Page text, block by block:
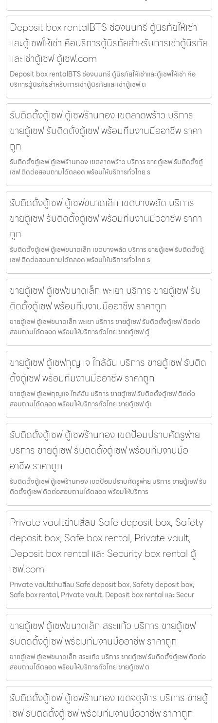
Deposit box rentalBTS ช่องนนทรี ตู้นิรภัยให้เช่า
และตู้เซฟให้เช่า คือบริการตู้นิรภัยสำหรับการเช่าตู้นิรภัย
และเช่าตู้เซฟ ตู้เซฟ.com
Deposit box rentalBTS ช่องนนทรี ตู้นิรภัยให้เช่าและตู้เซฟให้เช่า คือ
บริการตู้นิรภัยสำหรับการเช่าตู้นิรภัยและเช่าตู้เซฟ ต
รับติดตั้งตู้เซฟ ตู้เซฟร้านทอง เขตลาดพร้าว บริการ
ขายตู้เซฟ รับติดตั้งตู้เซฟ พร้อมทีมงานมืออาชีพ ราคา
ถูก
รับติดตั้งตู้เซฟ ตู้เซฟร้านทอง เขตลาดพร้าว บริการ ขายตู้เซฟ รับติดตั้งตู้
เซฟ ติดต่อสอบถามได้ตลอด พร้อมให้บริการทั่วไทย ร
รับติดตั้งตู้เซฟ ตู้เซฟขนาดเล็ก เขตบางพลัด บริการ
ขายตู้เซฟ รับติดตั้งตู้เซฟ พร้อมทีมงานมืออาชีพ ราคา
ถูก
รับติดตั้งตู้เซฟ ตู้เซฟขนาดเล็ก เขตบางพลัด บริการ ขายตู้เซฟ รับติดตั้งตู้
เซฟ ติดต่อสอบถามได้ตลอด พร้อมให้บริการทั่วไทย ร
ขายตู้เซฟ ตู้เซฟขนาดเล็ก พะเยา บริการ ขายตู้เซฟ รับ
ติดตั้งตู้เซฟ พร้อมทีมงานมืออาชีพ ราคาถูก
ขายตู้เซฟ ตู้เซฟขนาดเล็ก พะเยา บริการ ขายตู้เซฟ รับติดตั้งตู้เซฟ ติดต่อ
สอบถามได้ตลอด พร้อมให้บริการทั่วไทย ขายตู้เซฟ ตู้
ขายตู้เซฟ ตู้เซฟกุญแจ ใกล้ฉัน บริการ ขายตู้เซฟ รับติด
ตั้งตู้เซฟ พร้อมทีมงานมืออาชีพ ราคาถูก
ขายตู้เซฟ ตู้เซฟกุญแจ ใกล้ฉัน บริการ ขายตู้เซฟ รับติดตั้งตู้เซฟ ติดต่อ
สอบถามได้ตลอด พร้อมให้บริการทั่วไทย ขายตู้เซฟ ตู้เ
รับติดตั้งตู้เซฟ ตู้เซฟร้านทอง เขตป้อมปราบศัตรูพ่าย
บริการ ขายตู้เซฟ รับติดตั้งตู้เซฟ พร้อมทีมงานมือ
อาชีพ ราคาถูก
รับติดตั้งตู้เซฟ ตู้เซฟร้านทอง เขตป้อมปราบศัตรูพ่าย บริการ ขายตู้เซฟ รับ
ติดตั้งตู้เซฟ ติดต่อสอบถามได้ตลอด พร้อมให้บริการ
Private vaultย่านสีลม Safe deposit box, Safety
deposit box, Safe box rental, Private vault,
Deposit box rental และ Security box rental ตู้
เซฟ.com
Private vaultย่านสีลม Safe deposit box, Safety deposit box,
Safe box rental, Private vault, Deposit box rental และ Secur
ขายตู้เซฟ ตู้เซฟขนาดเล็ก สระแก้ว บริการ ขายตู้เซฟ
รับติดตั้งตู้เซฟ พร้อมทีมงานมืออาชีพ ราคาถูก
ขายตู้เซฟ ตู้เซฟขนาดเล็ก สระแก้ว บริการ ขายตู้เซฟ รับติดตั้งตู้เซฟ ติดต่อ
สอบถามได้ตลอด พร้อมให้บริการทั่วไทย ขายตู้เซฟ ต
รับติดตั้งตู้เซฟ ตู้เซฟร้านทอง เขตจตุจักร บริการ ขายตู้
เซฟ รับติดตั้งตู้เซฟ พร้อมทีมงานมืออาชีพ ราคาถูก